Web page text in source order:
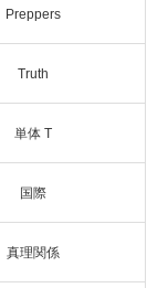
Preppers
Truth
単体 T
国際
真理関係